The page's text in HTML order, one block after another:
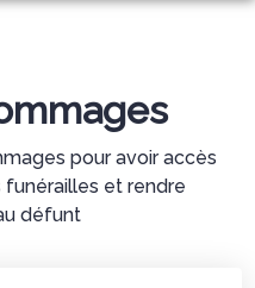
pour avoir accès
funérailles et rendre
défunt